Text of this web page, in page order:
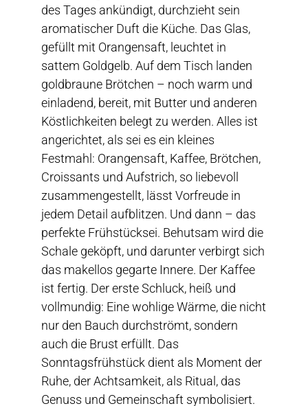
des Tages ankündigt, durchzieht sein
aromatischer Duft die Küche. Das Glas,
gefüllt mit Orangensaft, leuchtet in
sattem Goldgelb. Auf dem Tisch landen
goldbraune Brötchen – noch warm und
einladend, bereit, mit Butter und anderen
Köstlichkeiten belegt zu werden. Alles ist
angerichtet, als sei es ein kleines
Festmahl: Orangensaft, Kaffee, Brötchen,
Croissants und Aufstrich, so liebevoll
zusammengestellt, lässt Vorfreude in
jedem Detail aufblitzen. Und dann – das
perfekte Frühstücksei. Behutsam wird die
Schale geköpft, und darunter verbirgt sich
das makellos gegarte Innere. Der Kaffee
ist fertig. Der erste Schluck, heiß und
vollmundig: Eine wohlige Wärme, die nicht
nur den Bauch durchströmt, sondern
auch die Brust erfüllt. Das
Sonntagsfrühstück dient als Moment der
Ruhe, der Achtsamkeit, als Ritual, das
Genuss und Gemeinschaft symbolisiert.